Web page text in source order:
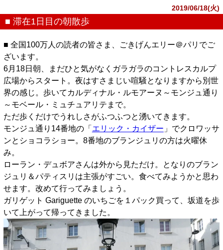
2019/06/18(火)
■ 滞在1日目の朝散歩
■ 全国100万人の読者の皆さま、ごきげんエリー＠パリでご
ざいます。
6月18日朝、まだひと気がなくガラガラのコントレスカルプ
広場からスタート。夜はすさまじい喧騒となりますから別世
界の感じ。歩いてカルディナル・ルモアーヌ～モンジュ通り
～モベール・ミュチュアリテまで。
ただ歩くだけでうれしさがふつふつと湧いてきます。
モンジュ通り14番地の「 エリック・カイザー 」でクロワッサ
ンとショコラショー。8番地のブランジュリの方は火曜休
み。
ローラン・デュボアさんは外から見ただけ。となりのブラン
ジュリ＆パティスリは主張がすごい。食べてみようかと思わ
せます。改めて行ってみましょう。
ガリゲット Gariguette のいちごを１パック買って、坂道を歩
いて上がって帰ってきました。